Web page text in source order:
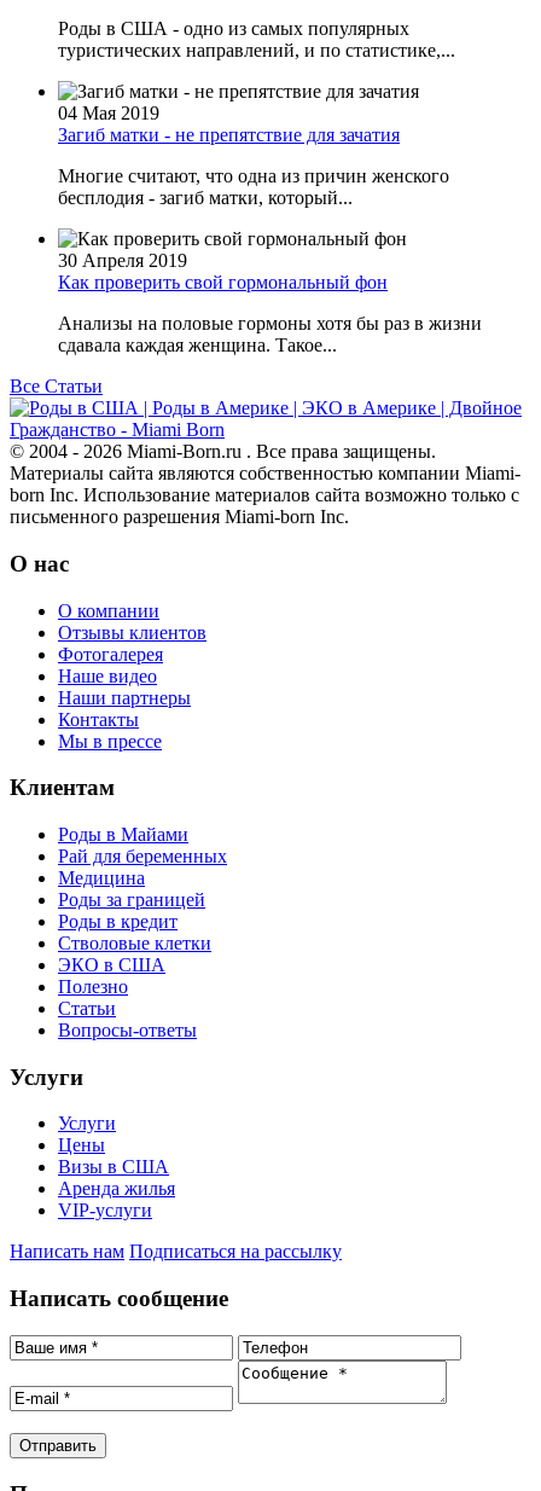
Роды в США - одно из самых популярных
туристических направлений, и по статистике,...
04 Мая 2019
Загиб матки - не препятствие для зачатия
Многие считают, что одна из причин женского
бесплодия - загиб матки, который...
30 Апреля 2019
Как проверить свой гормональный фон
Анализы на половые гормоны хотя бы раз в жизни
сдавала каждая женщина. Такое...
Все Статьи
© 2004 - 2026 Miami-Born.ru . Все права защищены.
Материалы сайта являются собственностью компании Miami-
born Inc. Использование материалов сайта возможно только с
письменного разрешения Miami-born Inc.
О нас
О компании
Отзывы клиентов
Фотогалерея
Наше видео
Наши партнеры
Контакты
Мы в прессе
Клиентам
Роды в Майами
Рай для беременных
Медицина
Роды за границей
Роды в кредит
Стволовые клетки
ЭКО в США
Полезно
Статьи
Вопросы-ответы
Услуги
Услуги
Цены
Визы в США
Аренда жилья
VIP-услуги
Написать нам Подписаться на рассылку
Написать сообщение